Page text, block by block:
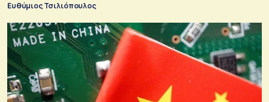
Ευθύμιος Τσιλιόπουλος